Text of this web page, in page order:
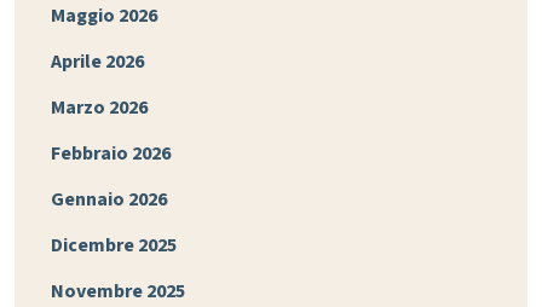
Maggio 2026
Aprile 2026
Marzo 2026
Febbraio 2026
Gennaio 2026
Dicembre 2025
Novembre 2025